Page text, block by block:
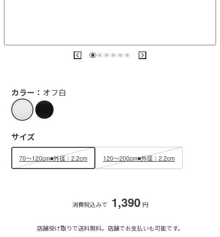
カラー： オフ白
サイズ
70～120cm■外径：2.2cm 120～200cm■外径：2.2cm
消費税込みで 1,390 円
店舗受け取りで送料無料。店舗でお支払いも可能です。